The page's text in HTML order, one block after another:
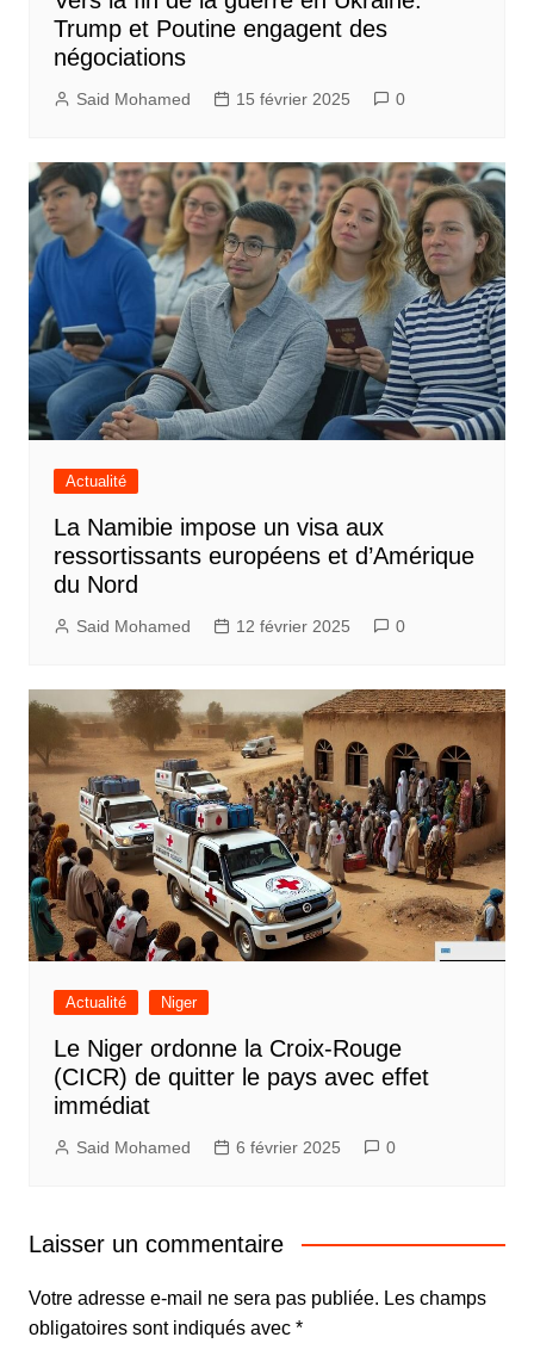
Trump et Poutine engagent des
négociations
Said Mohamed 15 février 2025 0
Actualité
La Namibie impose un visa aux
ressortissants européens et d’Amérique
du Nord
Said Mohamed 12 février 2025 0
Actualité Niger
Le Niger ordonne la Croix-Rouge
(CICR) de quitter le pays avec effet
immédiat
Said Mohamed 6 février 2025 0
Laisser un commentaire
Votre adresse e-mail ne sera pas publiée. Les champs
obligatoires sont indiqués avec *